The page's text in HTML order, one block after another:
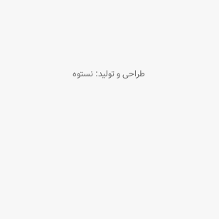
طراحی و تولید: نستوه